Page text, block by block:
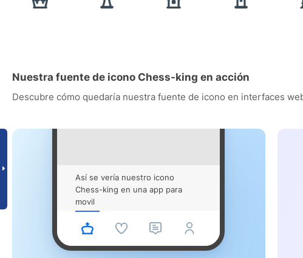
Nuestra fuente de icono Chess-king en acción
Descubre cómo quedaría nuestra fuente de icono en interfaces
Así se vería nuestro icono
Chess-king en una app para
movil